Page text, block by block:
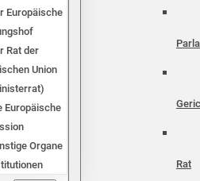
Europäische
Rat der
Union
Europäische
Organe
Rat